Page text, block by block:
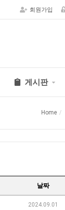
회원가입
게시판
Home
날짜
2024.09.01